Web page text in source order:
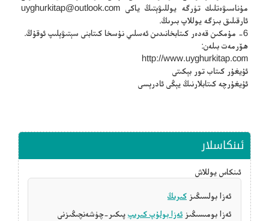
مۇناسىۋەتلىك تۈرگە يوللىۋېتىڭ ياكى uyghurkitap@outlook.com
ئارقىلىق بىزگە يوللاپ بىرىڭ.
6- مۇمكىن قەدەر كىتابخانىدىن ئەسلىي نۇسخا كىتابنى سېتىۋېلىپ ئوقۇڭ.
ھۆرمەت بىلەن:
http://www.uyghurkitap.com
ئۇيغۇر كىتاب تور بېكىتى
ئۇيغۇرچە كىتابلارنىڭ يېڭى ئادرېسى
ئىنكاسلار
ئىنكاس يوللاش
ئەزا بولسىڭىز كىرىڭ
ئەزا بومىسىڭىز ئەزا بولۇپ كىرىپ پىكىر-چۈشەنچىڭىزنى